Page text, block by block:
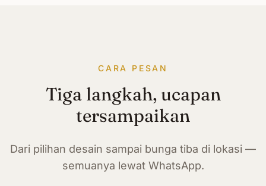
CARA PESAN
Tiga langkah, ucapan
tersampaikan
Dari pilihan desain sampai bunga tiba di lokasi —
semuanya lewat WhatsApp.